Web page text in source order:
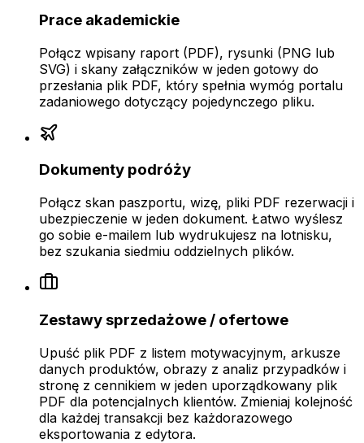
Prace akademickie
Połącz wpisany raport (PDF), rysunki (PNG lub
SVG) i skany załączników w jeden gotowy do
przesłania plik PDF, który spełnia wymóg portalu
zadaniowego dotyczący pojedynczego pliku.
Dokumenty podróży
Połącz skan paszportu, wizę, pliki PDF rezerwacji i
ubezpieczenie w jeden dokument. Łatwo wyślesz
go sobie e-mailem lub wydrukujesz na lotnisku,
bez szukania siedmiu oddzielnych plików.
Zestawy sprzedażowe / ofertowe
Upuść plik PDF z listem motywacyjnym, arkusze
danych produktów, obrazy z analiz przypadków i
stronę z cennikiem w jeden uporządkowany plik
PDF dla potencjalnych klientów. Zmieniaj kolejność
dla każdej transakcji bez każdorazowego
eksportowania z edytora.